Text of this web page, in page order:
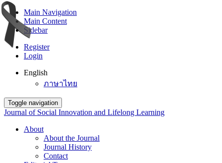
Main Navigation
Main Content
Sidebar
Register
Login
English
ภาษาไทย
Toggle navigation
Journal of Social Innovation and Lifelong Learning
About
About the Journal
Journal History
Contact